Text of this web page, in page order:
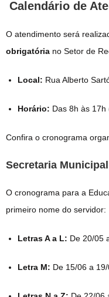
Calendário de
O atendimento será
obrigatória no Setor de
Local: Rua Alberto
Horário: Das 8h às 17h
Confira o cronograma
Secretaria
O cronograma para a
primeiro nome do servidor:
Letras A a L: De 20/05
Letra M: De 15/06 a